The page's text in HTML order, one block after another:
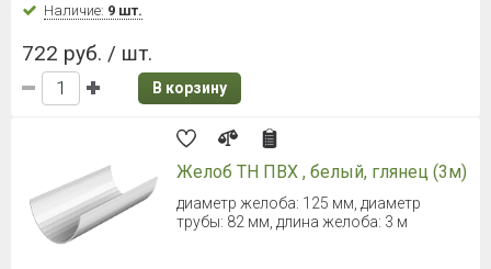
Наличие: 9 шт.
722 руб. / шт.
В корзину
Желоб ТН ПВХ , белый, глянец (3м)
диаметр желоба: 125 мм, диаметр
трубы: 82 мм, длина желоба: 3 м